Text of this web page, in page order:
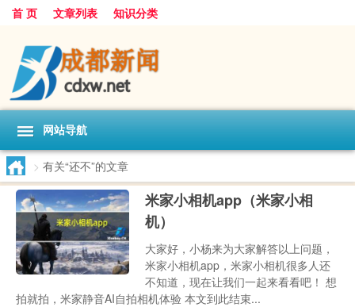
首 页 文章列表 知识分类
网站导航
> 有关“还不”的文章
米家小相机app（米家小相
机）
大家好，小杨来为大家解答以上问题，
米家小相机app，米家小相机很多人还
不知道，现在让我们一起来看看吧！ 想
拍就拍，米家静音AI自拍相机体验 本文到此结束...